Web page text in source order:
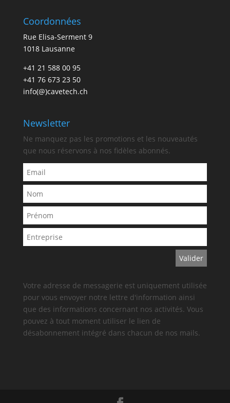
Coordonnées
Rue Elisa-Serment 9
1018 Lausanne
+41 21 588 00 95
+41 76 673 23 50
info(@)cavetech.ch
Newsletter
Ne manquez pas les promotions et les nouveautés
que nous réservons à nos fidèles abonnés.
Votre adresse de messagerie est uniquement utilisée
pour vous envoyer notre lettre d'information ainsi
que des informations concernant nos activités. Vous
pouvez à tout moment utiliser le lien de
désabonnement intégré dans chacun de nos mails.